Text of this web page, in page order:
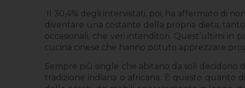
Il 30,4% degli intervistati, poi, ha affermato di non
diventare una costante della propria dieta,
occasionali, che veri intenditori. Quest’ultimi in
cucina cinese che hanno potuto apprezzare
Sempre più single che abitano da soli decidono
tradizione indiana o africana. È questo quanto